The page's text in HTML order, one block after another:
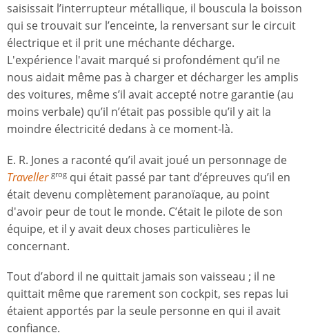
saisissait l’interrupteur métallique, il bouscula la boisson
qui se trouvait sur l’enceinte, la renversant sur le circuit
électrique et il prit une méchante décharge.
L'expérience l'avait marqué si profondément qu’il ne
nous aidait même pas à charger et décharger les amplis
des voitures, même s’il avait accepté notre garantie (au
moins verbale) qu’il n’était pas possible qu’il y ait la
moindre électricité dedans à ce moment-là.
E. R. Jones a raconté qu’il avait joué un personnage de
Traveller grog qui était passé par tant d’épreuves qu’il en
était devenu complètement paranoïaque, au point
d'avoir peur de tout le monde. C’était le pilote de son
équipe, et il y avait deux choses particulières le
concernant.
Tout d’abord il ne quittait jamais son vaisseau ; il ne
quittait même que rarement son cockpit, ses repas lui
étaient apportés par la seule personne en qui il avait
confiance.